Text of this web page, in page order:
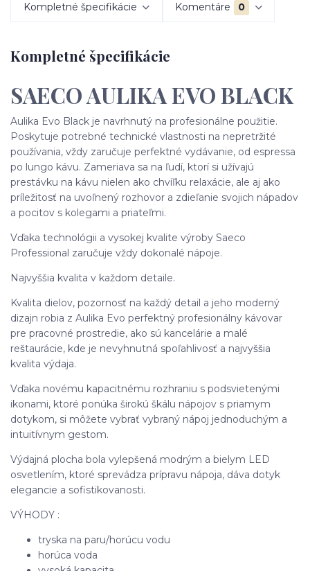
Kompletné špecifikácie Komentáre 0
Kompletné špecifikácie
SAECO AULIKA EVO BLACK
Aulika Evo Black je navrhnutý na profesionálne použitie.
Poskytuje potrebné technické vlastnosti na nepretržité
používania, vždy zaručuje perfektné vydávanie, od espressa
po lungo kávu. Zameriava sa na ľudí, ktorí si užívajú
prestávku na kávu nielen ako chvíľku relaxácie, ale aj ako
príležitosť na uvoľnený rozhovor a zdieľanie svojich nápadov
a pocitov s kolegami a priateľmi.
Vďaka technológii a vysokej kvalite výroby Saeco
Professional zaručuje vždy dokonalé nápoje.
Najvyššia kvalita v každom detaile.
Kvalita dielov, pozornosť na každý detail a jeho moderný
dizajn robia z Aulika Evo perfektný profesionálny kávovar
pre pracovné prostredie, ako sú kancelárie a malé
reštaurácie, kde je nevyhnutná spoľahlivosť a najvyššia
kvalita výdaja.
Vďaka novému kapacitnému rozhraniu s podsvietenými
ikonami, ktoré ponúka širokú škálu nápojov s priamym
dotykom, si môžete vybrať vybraný nápoj jednoduchým a
intuitívnym gestom.
Výdajná plocha bola vylepšená modrým a bielym LED
osvetlením, ktoré sprevádza prípravu nápoja, dáva dotyk
elegancie a sofistikovanosti.
VÝHODY :
tryska na paru/horúcu vodu
horúca voda